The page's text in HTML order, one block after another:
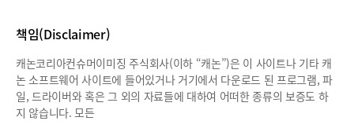
책임(Disclaimer)
캐논코리아컨슈머이미징 주식회사(이하 “캐논”)은 이 사이트나 기타 캐
논 소프트웨어 사이트에 들어있거나 거기에서 다운로드 된 프로그램, 파
일, 드라이버와 혹은 그 외의 자료들에 대하여 어떠한 종류의 보증도 하
지 않습니다. 모든